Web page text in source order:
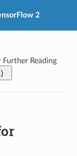
2
Further Reading